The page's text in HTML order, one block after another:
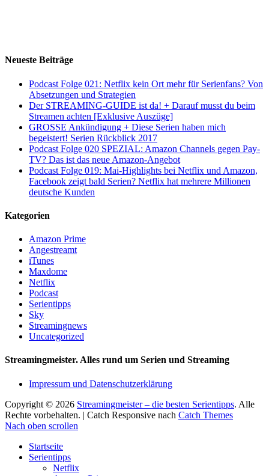
Neueste Beiträge
Podcast Folge 021: Netflix kein Ort mehr für Serienfans? Von
Absetzungen und Strategien
Der STREAMING-GUIDE ist da! + Darauf musst du beim
Streamen achten [Exklusive Auszüge]
GROSSE Ankündigung + Diese Serien haben mich
begeistert! Serien Rückblick 2017
Podcast Folge 020 SPEZIAL: Amazon Channels gegen Pay-
TV? Das ist das neue Amazon-Angebot
Podcast Folge 019: Mai-Highlights bei Netflix und Amazon,
Facebook zeigt bald Serien? Netflix hat mehrere Millionen
deutsche Kunden
Kategorien
Amazon Prime
Angestreamt
iTunes
Maxdome
Netflix
Podcast
Serientipps
Sky
Streamingnews
Uncategorized
Streamingmeister. Alles rund um Serien und Streaming
Impressum und Datenschutzerklärung
Copyright © 2026 Streamingmeister – die besten Serientipps. Alle
Rechte vorbehalten. | Catch Responsive nach Catch Themes
Nach oben scrollen
Startseite
Serientipps
Netflix